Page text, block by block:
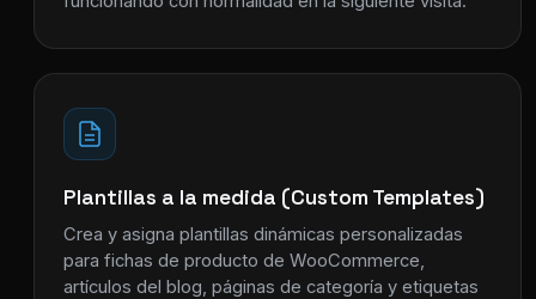
Plantillas a la medida (Custom Templates)
Crea y asigna plantillas dinámicas personalizadas
para fichas de producto de WooCommerce,
artículos del blog, páginas de categoría y etiquetas